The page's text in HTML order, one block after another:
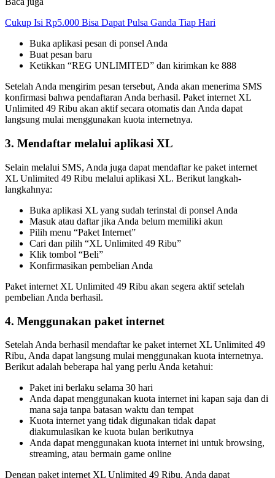
Cukup Isi Rp5.000 Bisa Dapat Pulsa Ganda Tiap Hari
Buka aplikasi pesan di ponsel Anda
Buat pesan baru
Ketikkan “REG UNLIMITED” dan kirimkan ke 888
Setelah Anda mengirim pesan tersebut, Anda akan menerima SMS
konfirmasi bahwa pendaftaran Anda berhasil. Paket internet XL
Unlimited 49 Ribu akan aktif secara otomatis dan Anda dapat
langsung mulai menggunakan kuota internetnya.
3. Mendaftar melalui aplikasi XL
Selain melalui SMS, Anda juga dapat mendaftar ke paket internet
XL Unlimited 49 Ribu melalui aplikasi XL. Berikut langkah-
langkahnya:
Buka aplikasi XL yang sudah terinstal di ponsel Anda
Masuk atau daftar jika Anda belum memiliki akun
Pilih menu “Paket Internet”
Cari dan pilih “XL Unlimited 49 Ribu”
Klik tombol “Beli”
Konfirmasikan pembelian Anda
Paket internet XL Unlimited 49 Ribu akan segera aktif setelah
pembelian Anda berhasil.
4. Menggunakan paket internet
Setelah Anda berhasil mendaftar ke paket internet XL Unlimited 49
Ribu, Anda dapat langsung mulai menggunakan kuota internetnya.
Berikut adalah beberapa hal yang perlu Anda ketahui:
Paket ini berlaku selama 30 hari
Anda dapat menggunakan kuota internet ini kapan saja dan di
mana saja tanpa batasan waktu dan tempat
Kuota internet yang tidak digunakan tidak dapat
diakumulasikan ke kuota bulan berikutnya
Anda dapat menggunakan kuota internet ini untuk browsing,
streaming, atau bermain game online
Dengan paket internet XL Unlimited 49 Ribu, Anda dapat